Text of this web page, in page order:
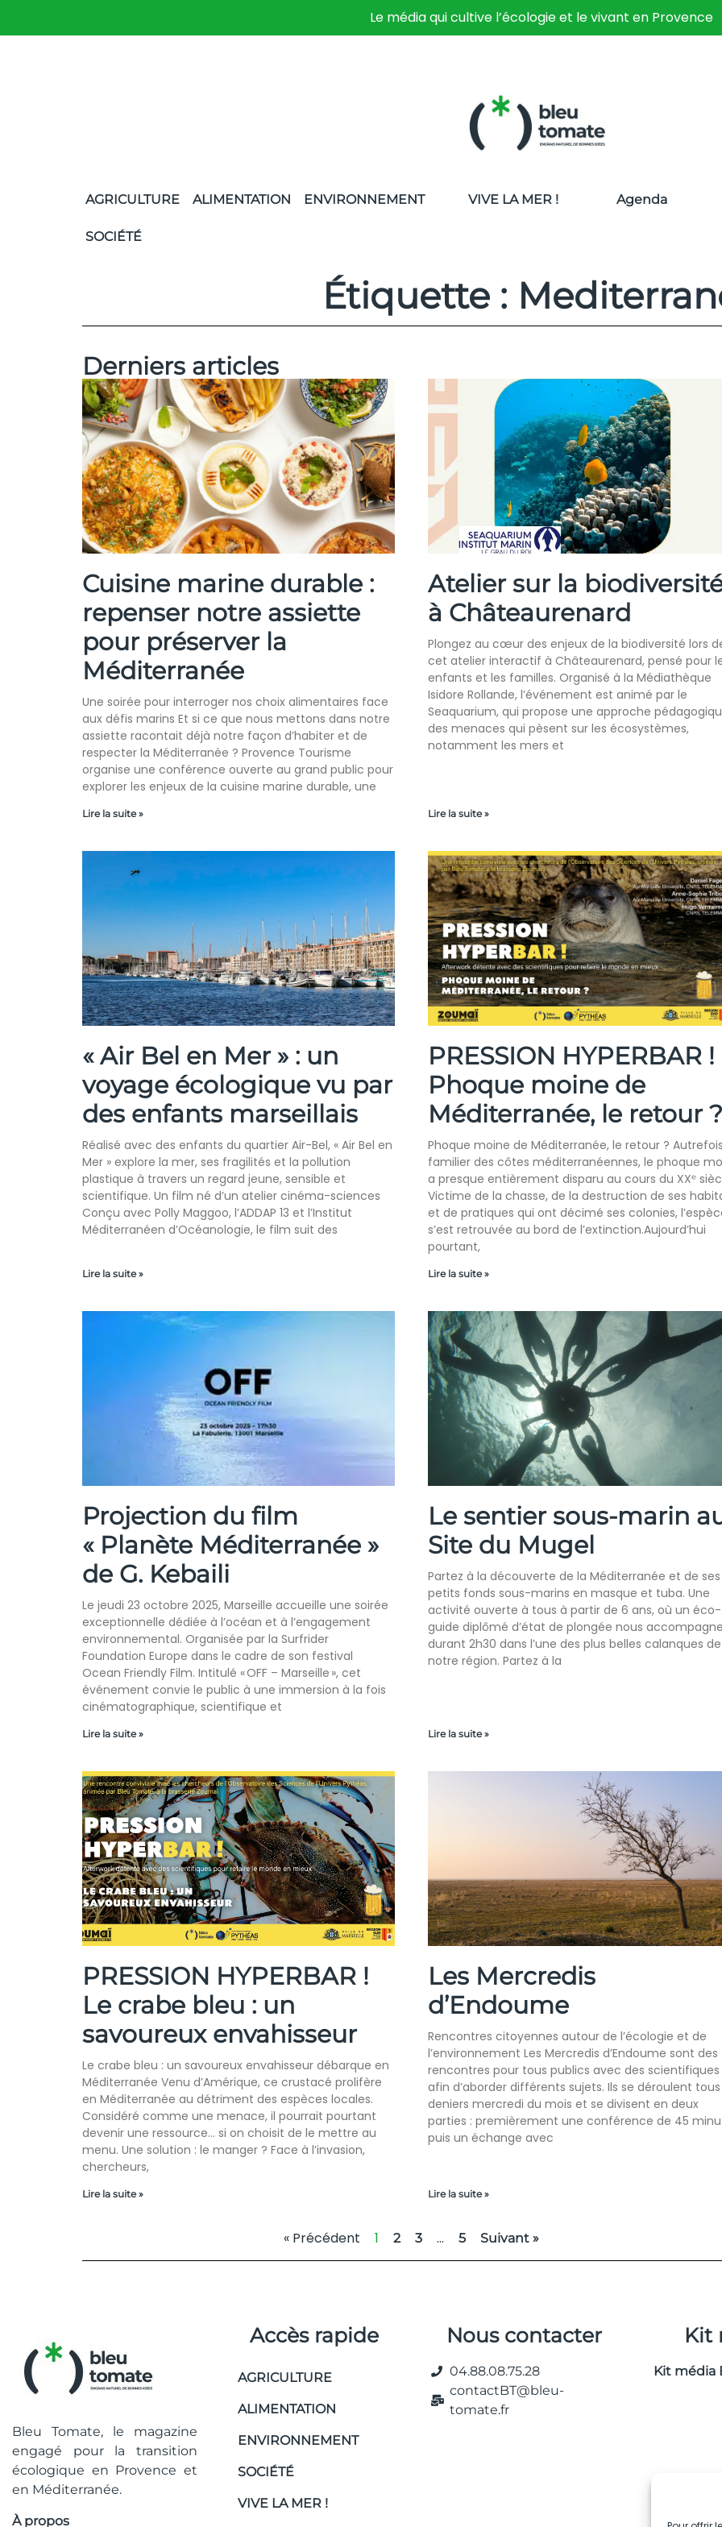
Le média qui cultive l’écologie et le vivant en Provence
AGRICULTURE ALIMENTATION ENVIRONNEMENT
SOCIÉTÉ
VIVE LA MER ! Agenda
Étiquette :
Derniers articles
Cuisine marine durable :
repenser notre assiette
pour préserver la
Méditerranée
Une soirée pour interroger nos choix alimentaires face
aux défis marins Et si ce que nous mettons dans notre
assiette racontait déjà notre façon d’habiter et de
respecter la Méditerranée ? Provence Tourisme
organise une conférence ouverte au grand public pour
explorer les enjeux de la cuisine marine durable, une
Lire la suite »
Atelier sur la
à Châteaurenard
Plongez au cœur des enjeux de la biodiversité lors
cet atelier interactif à Châteaurenard, pensé pour
enfants et les familles. Organisé à la Médiathèque
Isidore Rollande, l’événement est animé par le
Seaquarium, qui propose une approche
des menaces qui pèsent sur les écosystèmes,
notamment les mers et
Lire la suite »
« Air Bel en Mer » : un
voyage écologique vu par
des enfants marseillais
Réalisé avec des enfants du quartier Air-Bel, « Air Bel en
Mer » explore la mer, ses fragilités et la pollution
plastique à travers un regard jeune, sensible et
scientifique. Un film né d’un atelier cinéma-sciences
Conçu avec Polly Maggoo, l’ADDAP 13 et l’Institut
Méditerranéen d’Océanologie, le film suit des
Lire la suite »
PRESSION HYPERBAR !
Phoque moine de
Méditerranée, le retour ?
Phoque moine de Méditerranée, le retour ?
familier des côtes méditerranéennes, le phoque
a presque entièrement disparu au cours du XXᵉ
Victime de la chasse, de la destruction de ses
et de pratiques qui ont décimé ses colonies,
s’est retrouvée au bord de l’extinction.Aujourd’hui
pourtant,
Lire la suite »
Projection du film
« Planète Méditerranée »
de G. Kebaili
Le jeudi 23 octobre 2025, Marseille accueille une soirée
exceptionnelle dédiée à l’océan et à l’engagement
environnemental. Organisée par la Surfrider
Foundation Europe dans le cadre de son festival
Ocean Friendly Film. Intitulé « OFF – Marseille », cet
événement convie le public à une immersion à la fois
cinématographique, scientifique et
Lire la suite »
Le sentier sous-marin
Site du Mugel
Partez à la découverte de la Méditerranée et de ses
petits fonds sous-marins en masque et tuba. Une
activité ouverte à tous à partir de 6 ans, où un éco-
guide diplômé d’état de plongée nous
durant 2h30 dans l’une des plus belles calanques de
notre région. Partez à la
Lire la suite »
PRESSION HYPERBAR !
Le crabe bleu : un
savoureux envahisseur
Le crabe bleu : un savoureux envahisseur débarque en
Méditerranée Venu d’Amérique, ce crustacé prolifère
en Méditerranée au détriment des espèces locales.
Considéré comme une menace, il pourrait pourtant
devenir une ressource… si on choisit de le mettre au
menu. Une solution : le manger ? Face à l’invasion,
chercheurs,
Lire la suite »
Les Mercredis
d’Endoume
Rencontres citoyennes autour de l’écologie et de
l’environnement Les Mercredis d’Endoume sont des
rencontres pour tous publics avec des scientifiques
afin d’aborder différents sujets. Ils se déroulent tous
deniers mercredi du mois et se divisent en deux
parties : premièrement une conférence de 45
puis un échange avec
Lire la suite »
« Précédent 1 2 3 … 5 Suivant »
Bleu Tomate, le magazine
engagé pour la transition
écologique en Provence et
en Méditerranée.
À propos
Accès rapide
AGRICULTURE
ALIMENTATION
ENVIRONNEMENT
SOCIÉTÉ
VIVE LA MER !
Nous contacter
04.88.08.75.28
contactBT@bleu-
tomate.fr
Kit
Kit média